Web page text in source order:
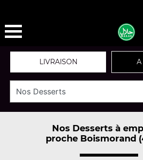
LIVRAISON A
Nos Desserts à
proche Boismorand